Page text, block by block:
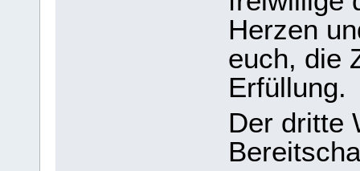
Herzen
euch, die
Erfüllung.
Der dritte